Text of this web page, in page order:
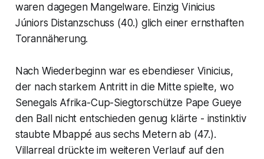
waren dagegen Mangelware. Einzig Vinicius
Júniors Distanzschuss (40.) glich einer ernsthaften
Torannäherung.
Nach Wiederbeginn war es ebendieser Vinicius,
der nach starkem Antritt in die Mitte spielte, wo
Senegals Afrika-Cup-Siegtorschütze Pape Gueye
den Ball nicht entschieden genug klärte - instinktiv
staubte Mbappé aus sechs Metern ab (47.).
Villarreal drückte im weiteren Verlauf auf den